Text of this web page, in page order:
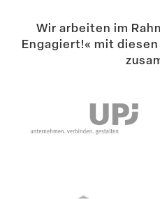
Wir arbeiten im
Engagiert!« mit